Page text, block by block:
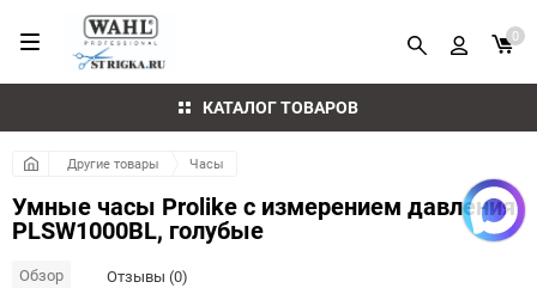
КАТАЛОГ ТОВАРОВ
0
Другие товары Часы
Умные часы Prolike с измерением давления
PLSW1000BL, голубые
Обзор Отзывы (0)